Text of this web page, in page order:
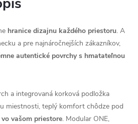
hranice dizajnu každého priestoru. A
a pre najnáročnejších zákazníkov,
autentické povrchy s hmatateľnou
a integrovaná korková podložka
miestnosti, teplý komfort chôdze pod
vašom priestore. Modular ONE,